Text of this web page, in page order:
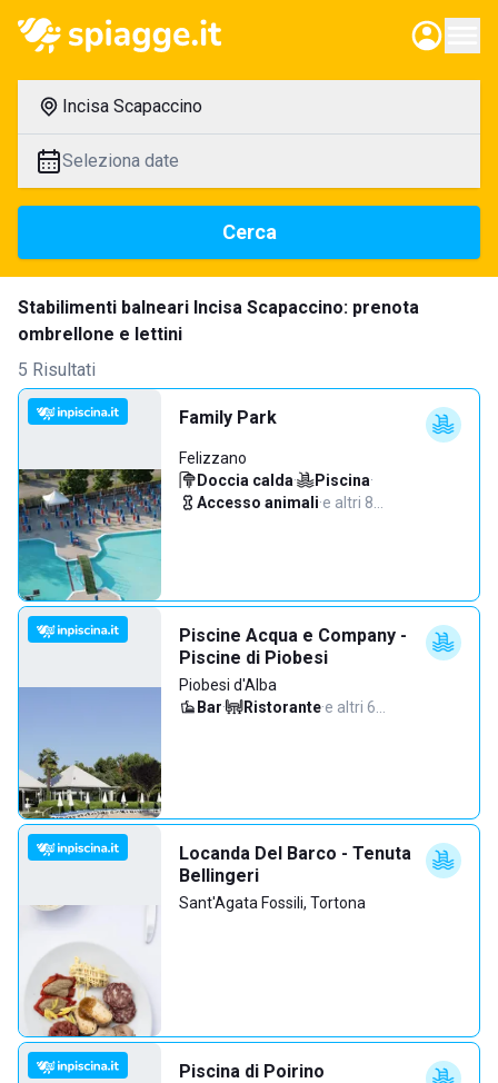
Incisa Scapaccino
Seleziona date
Cerca
Stabilimenti balneari Incisa Scapaccino: prenota
ombrellone e lettini
5 Risultati
Family Park
Felizzano
Doccia calda· Piscina·
Accesso animali·e altri 8…
Piscine Acqua e Company -
Piscine di Piobesi
Piobesi d'Alba
Bar· Ristorante·e altri 6…
Locanda Del Barco - Tenuta
Bellingeri
Sant'Agata Fossili, Tortona
Piscina di Poirino